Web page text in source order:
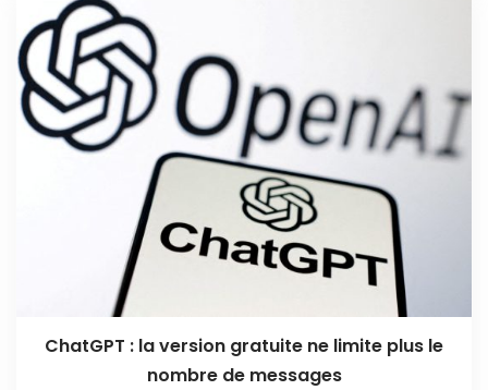
ChatGPT : la version gratuite ne limite plus le
nombre de messages